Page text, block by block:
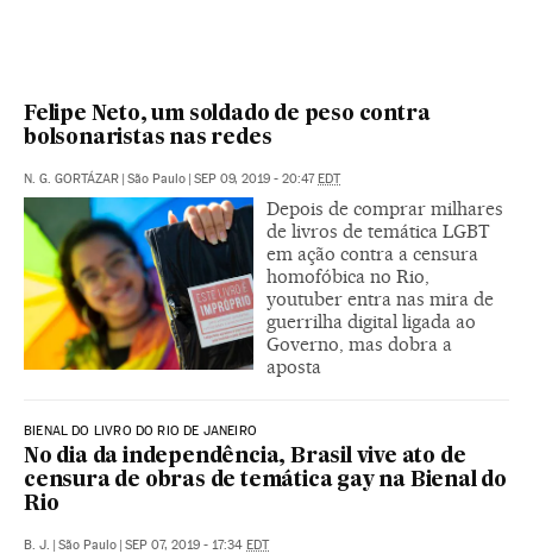
Felipe Neto, um soldado de peso contra
bolsonaristas nas redes
N. G. GORTÁZAR | São Paulo | SEP 09, 2019 - 20:47EDT
Depois de comprar milhares
de livros de temática LGBT
em ação contra a censura
homofóbica no Rio,
youtuber entra nas mira de
guerrilha digital ligada ao
Governo, mas dobra a
aposta
BIENAL DO LIVRO DO RIO DE JANEIRO
No dia da independência, Brasil vive ato de
censura de obras de temática gay na Bienal do
Rio
B. J. | São Paulo | SEP 07, 2019 - 17:34 EDT